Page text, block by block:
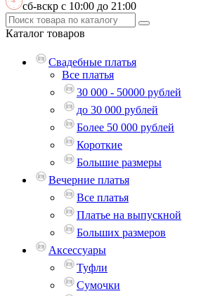
сб-вскр с 10:00 до 21:00
Каталог товаров
Свадебные платья
Все платья
30 000 - 50000 рублей
до 30 000 рублей
Более 50 000 рублей
Короткие
Большие размеры
Вечерние платья
Все платья
Платье на выпускной
Больших размеров
Аксессуары
Туфли
Сумочки